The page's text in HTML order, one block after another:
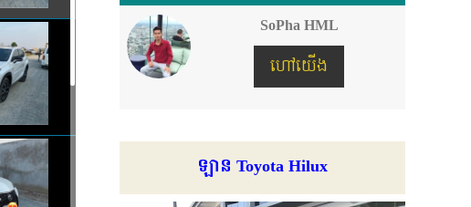
SoPha HML
ហៅយើង
ឡាន Toyota Hilux